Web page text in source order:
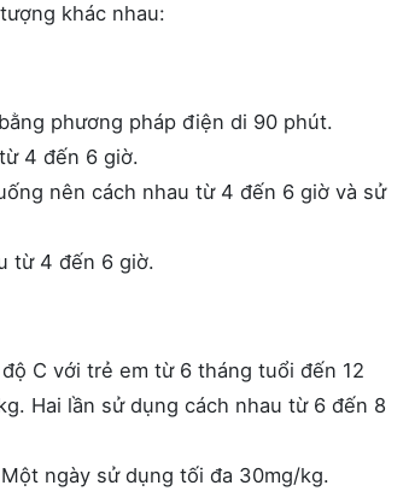
khác nhau:
phương pháp điện di 90 phút.
4 đến 6 giờ.
nên cách nhau từ 4 đến 6 giờ và sử
từ 4 đến 6 giờ.
C với trẻ em từ 6 tháng tuổi đến 12
Hai lần sử dụng cách nhau từ 6 đến 8
ngày sử dụng tối đa 30mg/kg.